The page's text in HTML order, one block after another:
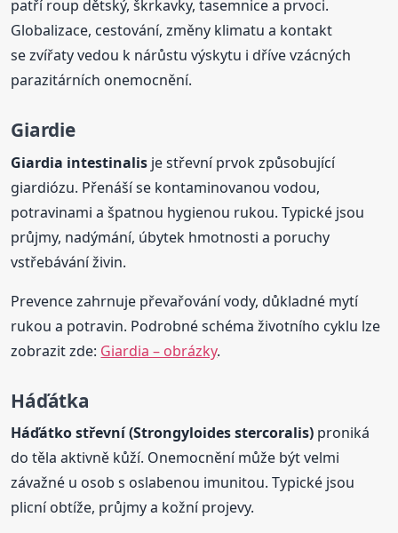
patří roup dětský, škrkavky, tasemnice a prvoci.
Globalizace, cestování, změny klimatu a kontakt
se zvířaty vedou k nárůstu výskytu i dříve vzácných
parazitárních onemocnění.
Giardie
Giardia intestinalis je střevní prvok způsobující
giardiózu. Přenáší se kontaminovanou vodou,
potravinami a špatnou hygienou rukou. Typické jsou
průjmy, nadýmání, úbytek hmotnosti a poruchy
vstřebávání živin.
Prevence zahrnuje převařování vody, důkladné mytí
rukou a potravin. Podrobné schéma životního cyklu lze
zobrazit zde: Giardia – obrázky.
Háďátka
Háďátko střevní (Strongyloides stercoralis) proniká
do těla aktivně kůží. Onemocnění může být velmi
závažné u osob s oslabenou imunitou. Typické jsou
plicní obtíže, průjmy a kožní projevy.